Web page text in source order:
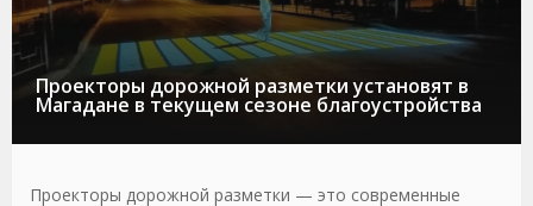
Проекторы дорожной разметки установят в
Магадане в текущем сезоне благоустройства
Проекторы дорожной разметки — это современные